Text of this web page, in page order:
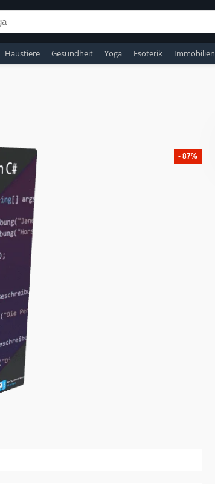
Haustiere Gesundheit Yoga Esoterik Immobilien
- 87%